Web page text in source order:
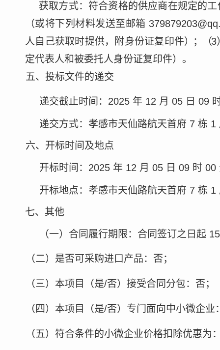
获取方式：符合资格的供应商在规定的
（或将下列材料发送至邮箱
人自己获取时提供，附身份证复印件）；（3
定代表人和被委托人身份证复印件）。
五、投标文件的递交
递交截止时间： 2025 年 12 月 05 日 09
递交方式：孝感市天仙路航天首府 7 栋 1
六、开标时间及地点
开标时间： 2025 年 12 月 05 日 09 时 00
开标地点：孝感市天仙路航天首府 7 栋 1
七、其他
（一）合同履行期限：合同签订之日起
（二）是否可采购进口产品：否；
（三）本项目（是/否）接受合同分包：否；
（四）本项目（是/否）专门面向中小微企业
（五）符合条件的小微企业价格扣除优惠为